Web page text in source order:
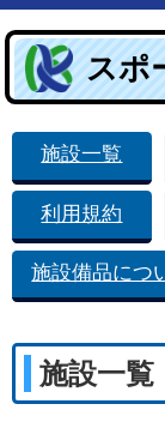
スポ
施設一覧
利用規約
施設備品につ
施設一覧